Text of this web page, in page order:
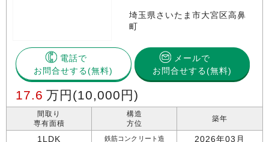
埼玉県さいたま市大宮区高鼻
町
電話で
お問合せする
メールで
お問合せする(無料)
17.6 万円 (10,000円)
間取り
専有面積
1LDK
構造
方位
鉄筋コンクリート造
築年
2026年03月